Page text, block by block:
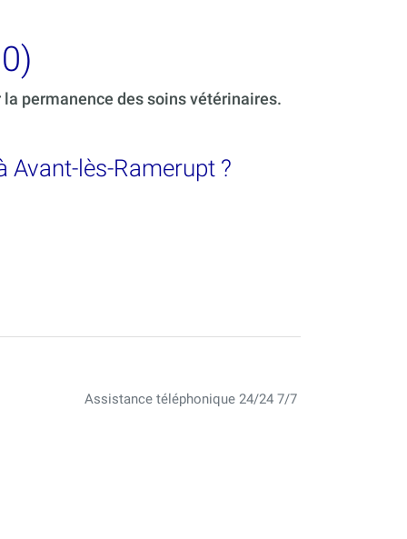
permanence des soins vétérinaires.
Avant-lès-Ramerupt ?
Assistance téléphonique 24/24 7/7